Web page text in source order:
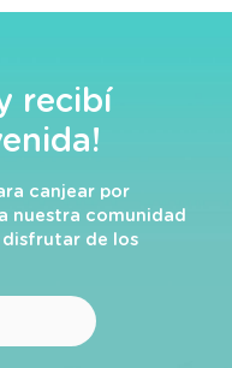
recibí
canjear por
nuestra comunidad
disfrutar de los